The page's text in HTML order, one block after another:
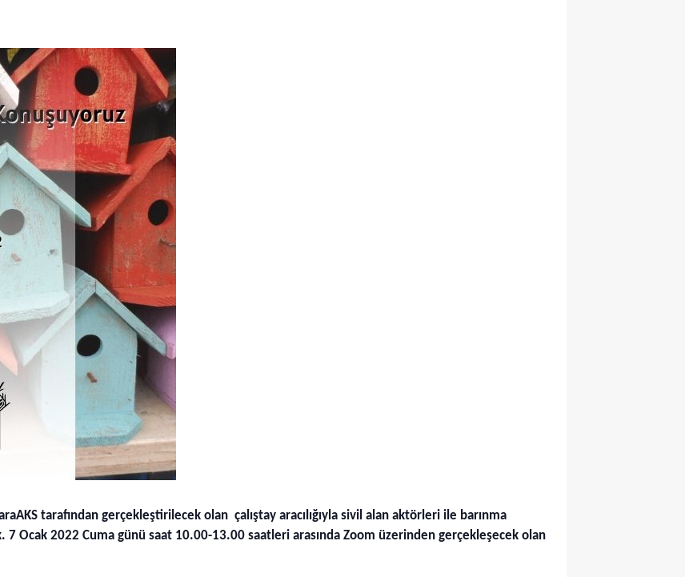
tarafından gerçekleştirilecek olan çalıştay aracılığıyla sivil alan aktörleri ile barınma
Ocak 2022 Cuma günü saat 10.00-13.00 saatleri arasında Zoom üzerinden gerçekleşecek olan